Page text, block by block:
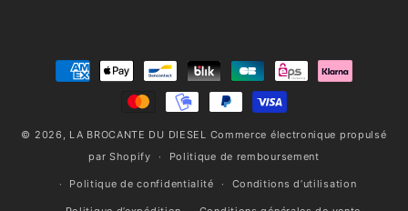
Moyens
© 2026, LA BROCANTE DU DIESEL Commerce électronique propulsé
par Shopify
Politique de remboursement
Politique de confidentialité Conditions d’utilisation